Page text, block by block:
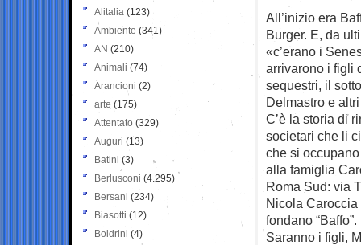
All’inizio era
Burger. E, da
«c’erano i
arrivarono i figli
sequestri, il
Delmastro e
C’è la storia di
societari che li
che si
alla famiglia
Roma Sud: via
Nicola
fondano “Baffo”.
Saranno i figli,
Alitalia (123)
Ambiente (341)
AN (210)
Animali (74)
Arancioni (2)
arte (175)
Attentato (329)
Auguri (13)
Batini (3)
Berlusconi (4.295)
Bersani (234)
Biasotti (12)
Boldrini (4)